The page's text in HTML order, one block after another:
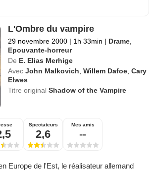
L'Ombre du vampire
29 novembre 2000 | 1h 33min | Drame
Epouvante-horreur
De E. Elias Merhige
Avec John Malkovich ,Willem Dafoe ,Cary
Elwes
Titre originalShadow of the Vampire
Spectateurs
2,6
Mes amis
--
Europe de l'Est, le réalisateur allemand